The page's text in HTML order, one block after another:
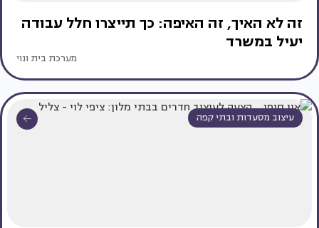
זה לא האיך, זה האיפה: כך תייצרו חלל עבודה
יעיל במשרד
מערכת בית ונוי
עיצוב מסעדות ובתי קפה